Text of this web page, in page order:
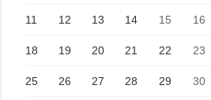
11 12 13 14 15 16
18 19 20 21 22 23
25 26 27 28 29 30